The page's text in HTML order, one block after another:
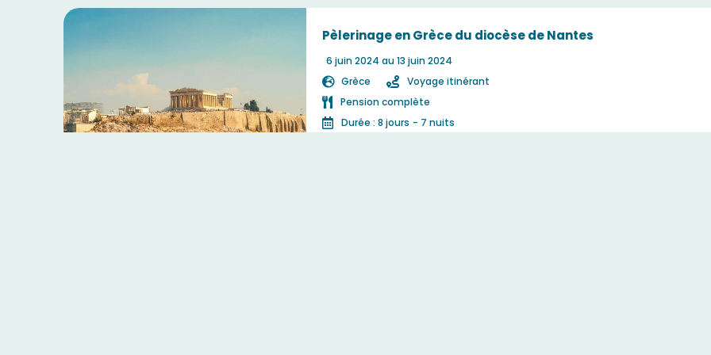
Pèlerinage en Grèce du diocèse de Nantes
6 juin 2024 au 13 juin 2024
Grèce
Voyage itinérant
Pension complète
Durée : 8 jours - 7 nuits